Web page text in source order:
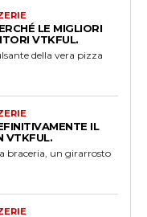
LE MIGLIORI
VTKFUL.
della vera pizza
IL
VTKFUL.
braceria, un girarrosto